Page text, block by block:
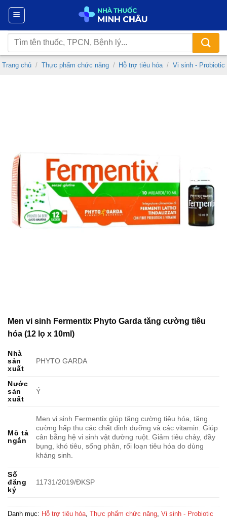
Chuyển
nội
dung
Tìm
kiếm:
Trang chủ / Thực phẩm chức năng / Hỗ trợ tiêu hóa / Vi sinh - Probiotic
Men vi sinh Fermentix Phyto Garda tăng cường tiêu
hóa (12 lọ x 10ml)
Nhà
sản
xuất
PHYTO GARDA
Nước
sản
xuất
Ý
Mô tả
ngắn
Men vi sinh Fermentix giúp tăng cường tiêu hóa, tăng
cường hấp thu các chất dinh dưỡng và các vitamin. Giúp
cân bằng hệ vi sinh vật đường ruột. Giảm tiêu chảy, đầy
bụng, khó tiêu, sống phân, rối loạn tiêu hóa do dùng
kháng sinh.
Số
đăng
ký
11731/2019/ÐKSP
Danh mục: Hỗ trợ tiêu hóa Thực phẩm chức năng Vi sinh - Probiotic